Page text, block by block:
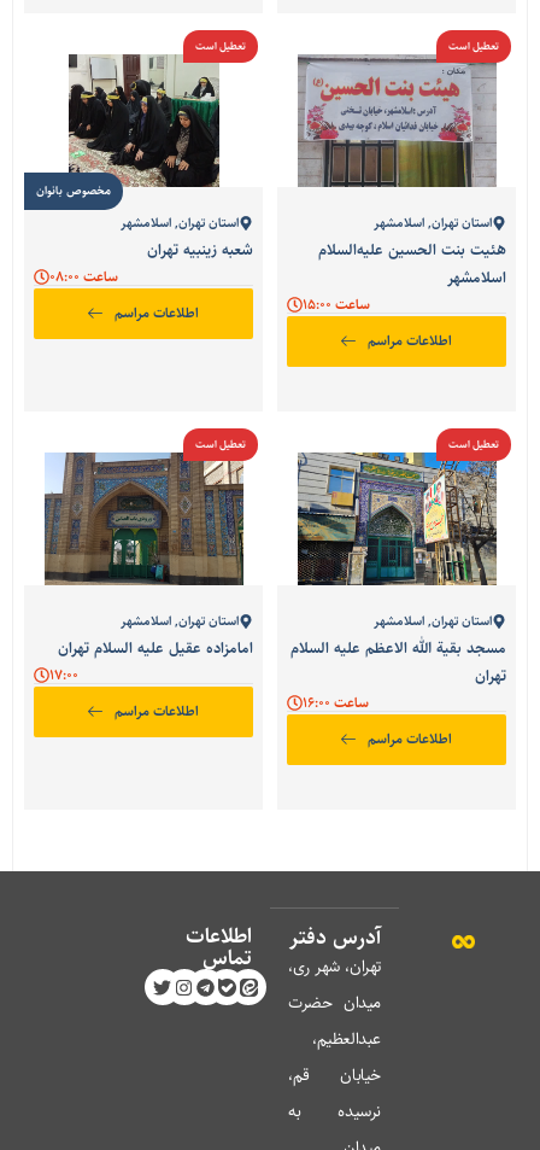
تعطیل است
استان تهران,اسلامشهر
هئیت بنت الحسین علیه‌السلام
اسلامشهر
ساعت 15:00
اطلاعات مراسم
تعطیل است
استان تهران,اسلامشهر
شعبه زینبیه تهران
ساعت 08:00
اطلاعات مراسم
مخصوص بانوان
تعطیل است
استان تهران,اسلامشهر
مسجد بقیة الله الاعظم علیه السلام
تهران
ساعت 16:00
اطلاعات مراسم
تعطیل است
استان تهران,اسلامشهر
امامزاده عقیل علیه السلام تهران
اطلاعات مراسم
آدرس دفتر
تهران، شهر ری،
میدان حضرت
عبدالعظیم،
خیابان قم،
نرسیده به
اطلاعات
تماس